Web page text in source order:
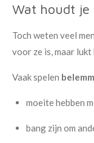
Wat houdt je
Toch weten veel
voor ze is, maar
Vaak spelen
moeite hebben
bang zijn om